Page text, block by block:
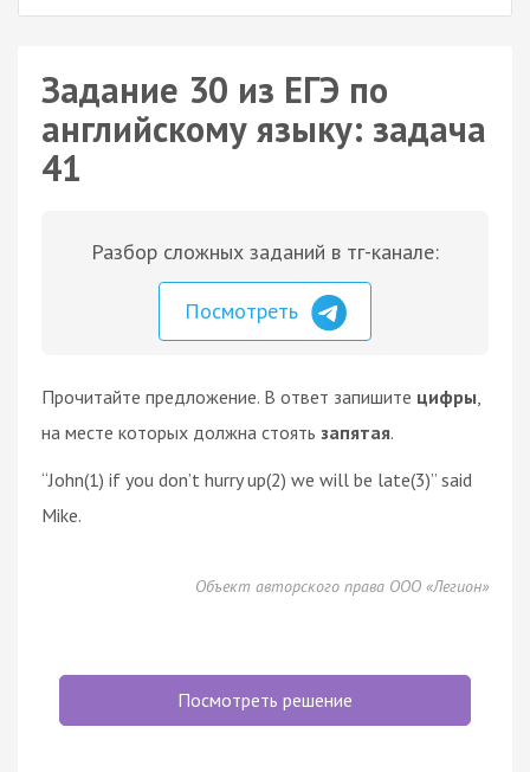
Задание 30 из ЕГЭ по
английскому языку: задача
41
Разбор сложных заданий в тг-канале:
Посмотреть
Прочитайте предложение. В ответ запишите цифры
на месте которых должна стоять запятая.
“John(1) if you don’t hurry up(2) we will be late(3)” said
Mike.
Объект авторского права ООО «Легион»
Посмотреть решение